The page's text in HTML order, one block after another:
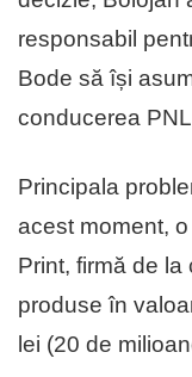
responsabil
Bode să își
conducerea
Principala
acest moment,
Print, firmă de
produse în
lei (20 de